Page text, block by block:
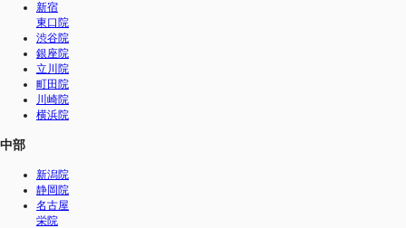
新宿
東口院
渋谷院
銀座院
立川院
町田院
川崎院
横浜院
中部
新潟院
静岡院
名古屋
栄院